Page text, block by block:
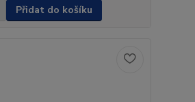
Přidat do košíku